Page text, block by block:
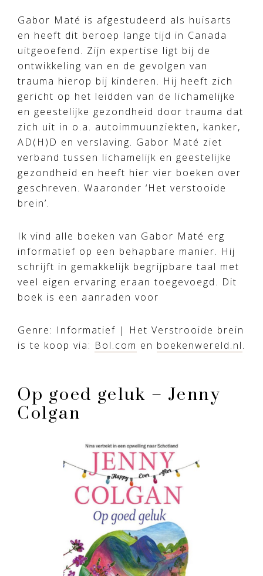
Gabor Maté is afgestudeerd als huisarts
en heeft dit beroep lange tijd in Canada
uitgeoefend. Zijn expertise ligt bij de
ontwikkeling van en de gevolgen van
trauma hierop bij kinderen. Hij heeft zich
gericht op het leidden van de lichamelijke
en geestelijke gezondheid door trauma dat
zich uit in o.a. autoimmuunziekten, kanker,
AD(H)D en verslaving. Gabor Maté ziet
verband tussen lichamelijk en geestelijke
gezondheid en heeft hier vier boeken over
geschreven. Waaronder ‘Het verstooide
brein’.
Ik vind alle boeken van Gabor Maté erg
informatief op een behapbare manier. Hij
schrijft in gemakkelijk begrijpbare taal met
veel eigen ervaring eraan toegevoegd. Dit
boek is een aanraden voor
Genre: Informatief | Het Verstrooide brein
is te koop via: Bol.com en boekenwereld.nl.
Op goed geluk – Jenny
Colgan